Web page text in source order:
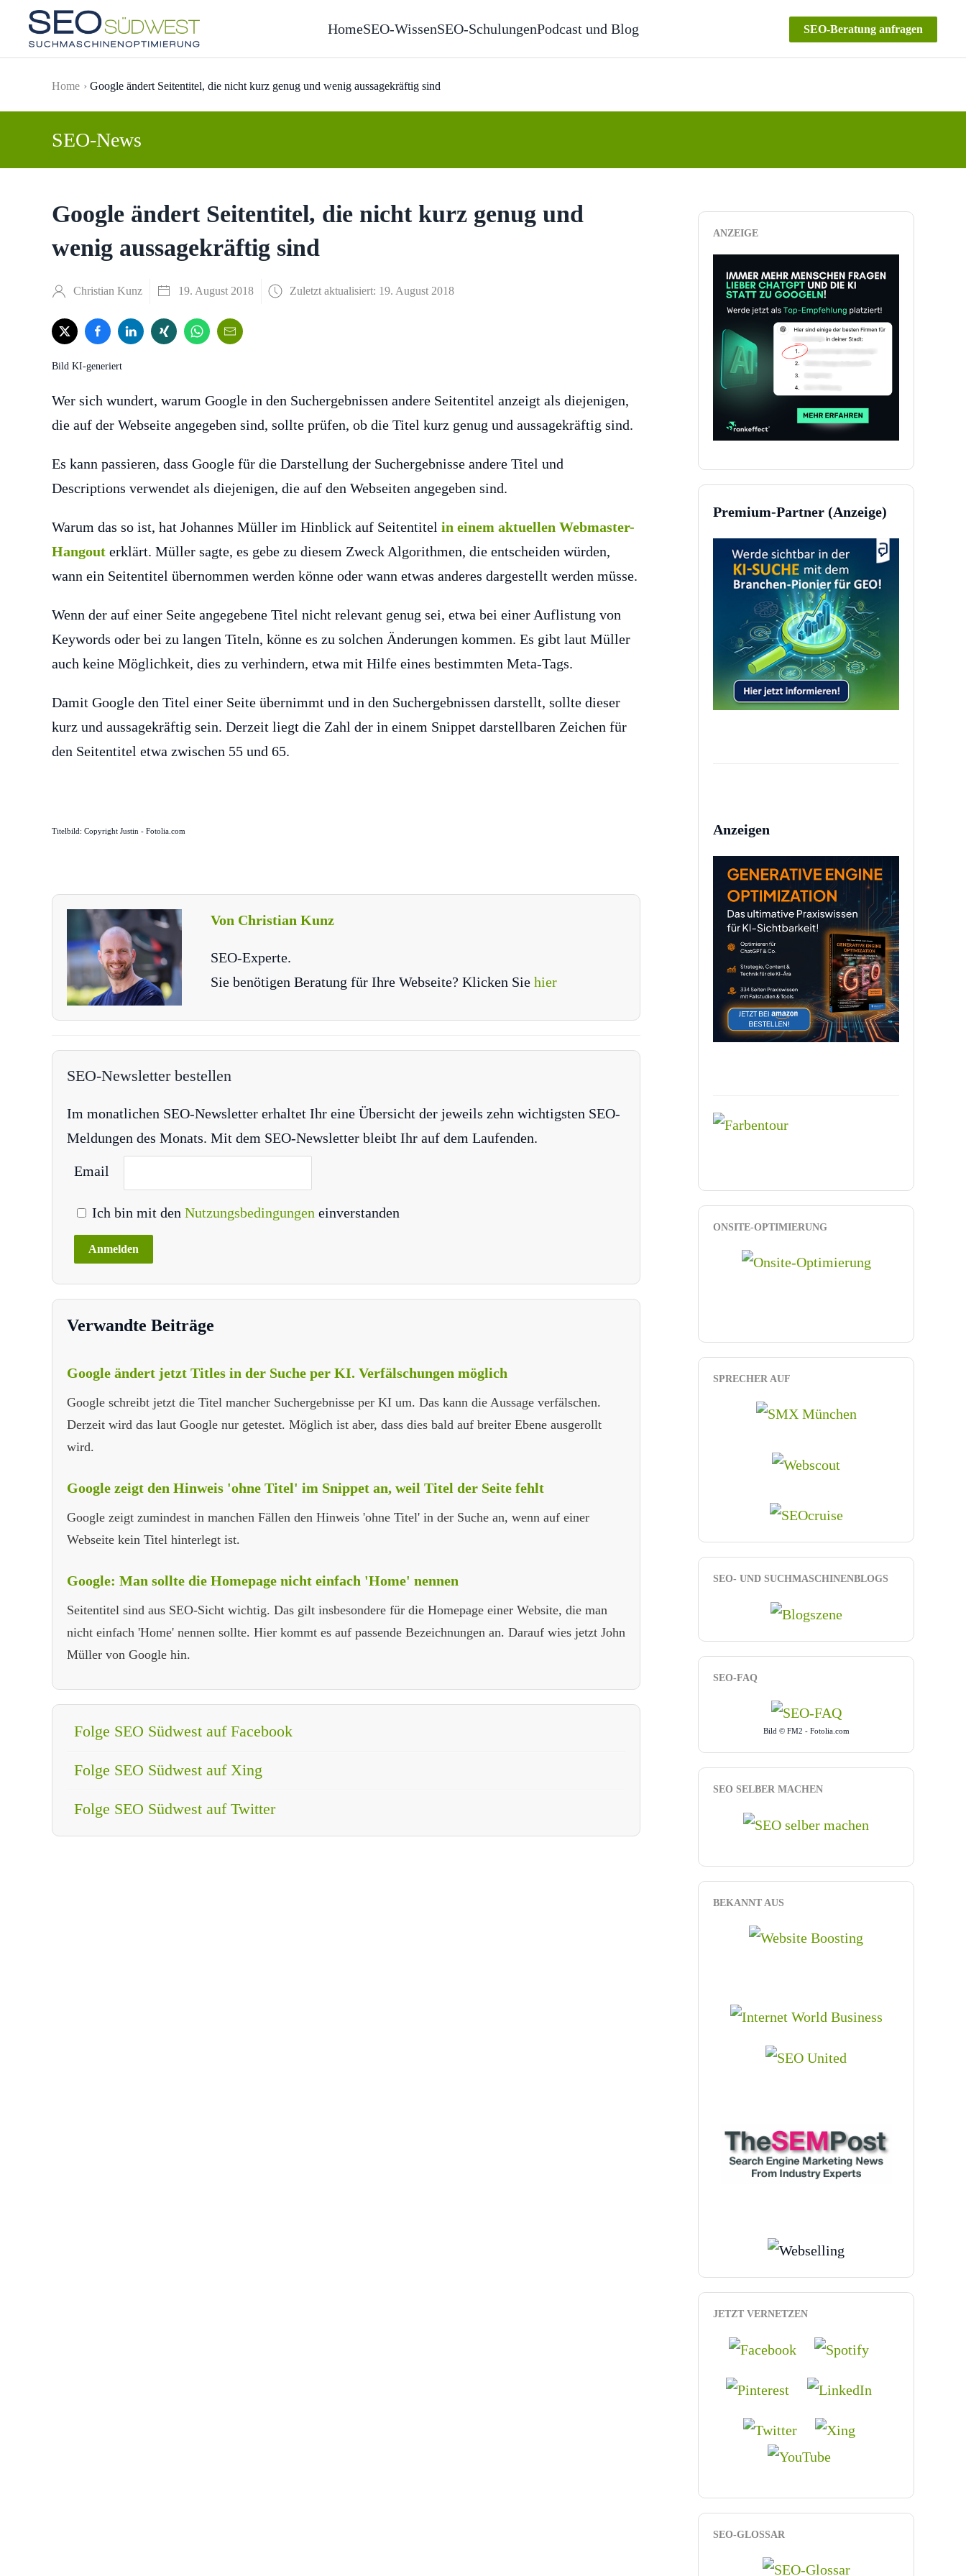
Skip to main content
HomeSEO-WissenSEO-SchulungenPodcast und Blog SEO-Beratung anfragen
Home Google ändert Seitentitel, die nicht kurz genug und wenig aussagekräftig sind
SEO-News
Google ändert Seitentitel, die nicht kurz genug und
wenig aussagekräftig sind
Christian Kunz 19. August 2018 Zuletzt aktualisiert: 19. August 2018
Bild KI-generiert
Wer sich wundert, warum Google in den Suchergebnissen andere Seitentitel anzeigt als diejenigen,
die auf der Webseite angegeben sind, sollte prüfen, ob die Titel kurz genug und aussagekräftig sind.
Es kann passieren, dass Google für die Darstellung der Suchergebnisse andere Titel und
Descriptions verwendet als diejenigen, die auf den Webseiten angegeben sind.
Warum das so ist, hat Johannes Müller im Hinblick auf Seitentitel in einem aktuellen Webmaster-
Hangout erklärt. Müller sagte, es gebe zu diesem Zweck Algorithmen, die entscheiden würden,
wann ein Seitentitel übernommen werden könne oder wann etwas anderes dargestellt werden müsse.
Wenn der auf einer Seite angegebene Titel nicht relevant genug sei, etwa bei einer Auflistung von
Keywords oder bei zu langen Titeln, könne es zu solchen Änderungen kommen. Es gibt laut Müller
auch keine Möglichkeit, dies zu verhindern, etwa mit Hilfe eines bestimmten Meta-Tags.
Damit Google den Titel einer Seite übernimmt und in den Suchergebnissen darstellt, sollte dieser
kurz und aussagekräftig sein. Derzeit liegt die Zahl der in einem Snippet darstellbaren Zeichen für
den Seitentitel etwa zwischen 55 und 65.
Titelbild: Copyright Justin - Fotolia.com
Von Christian Kunz
SEO-Experte.
Sie benötigen Beratung für Ihre Webseite? Klicken Sie hier
SEO-Newsletter bestellen
Im monatlichen SEO-Newsletter erhaltet Ihr eine Übersicht der jeweils zehn wichtigsten SEO-
Meldungen des Monats. Mit dem SEO-Newsletter bleibt Ihr auf dem Laufenden.
Email
Ich bin mit den Nutzungsbedingungen einverstanden
Verwandte Beiträge
Google ändert jetzt Titles in der Suche per KI. Verfälschungen möglich
Google schreibt jetzt die Titel mancher Suchergebnisse per KI um. Das kann die Aussage verfälschen.
Derzeit wird das laut Google nur getestet. Möglich ist aber, dass dies bald auf breiter Ebene ausgerollt
wird.
Google zeigt den Hinweis 'ohne Titel' im Snippet an, weil Titel der Seite fehlt
Google zeigt zumindest in manchen Fällen den Hinweis 'ohne Titel' in der Suche an, wenn auf einer
Webseite kein Titel hinterlegt ist.
Google: Man sollte die Homepage nicht einfach 'Home' nennen
Seitentitel sind aus SEO-Sicht wichtig. Das gilt insbesondere für die Homepage einer Website, die man
nicht einfach 'Home' nennen sollte. Hier kommt es auf passende Bezeichnungen an. Darauf wies jetzt John
Müller von Google hin.
Folge SEO Südwest auf Facebook
Folge SEO Südwest auf Xing
Folge SEO Südwest auf Twitter
ANZEIGE
Premium-Partner (Anzeige)
Anzeigen
ONSITE-OPTIMIERUNG
SPRECHER AUF
SEO- UND SUCHMASCHINENBLOGS
SEO-FAQ
Bild © FM2 - Fotolia.com
SEO SELBER MACHEN
BEKANNT AUS
JETZT VERNETZEN
SEO-GLOSSAR